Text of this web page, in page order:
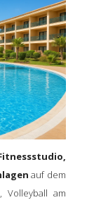
auf dem
Volleyball am